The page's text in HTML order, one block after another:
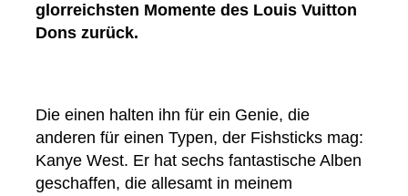
glorreichsten Momente des Louis Vuitton
Dons zurück.
Die einen halten ihn für ein Genie, die
anderen für einen Typen, der Fishsticks mag:
Kanye West. Er hat sechs fantastische Alben
geschaffen, die allesamt in meinem